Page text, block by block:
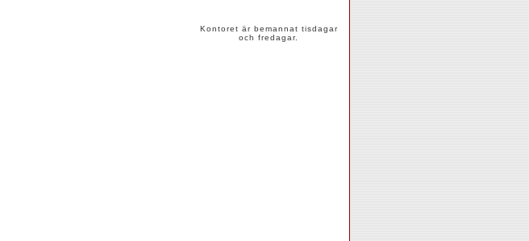
Kontoret är bemannat tisdagar
och fredagar.